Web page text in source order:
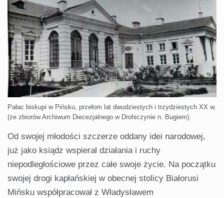
Pałac biskupi w Pińsku, przełom lat dwudziestych i trzydziestych XX w.
(ze zbiorów Archiwum Diecezjalnego w Drohiczynie n. Bugiem).
Od swojej młodości szczerze oddany idei narodowej,
już jako ksiądz wspierał działania i ruchy
niepodległościowe przez całe swoje życie. Na początku
swojej drogi kapłańskiej w obecnej stolicy Białorusi
Mińsku współpracował z Władysławem